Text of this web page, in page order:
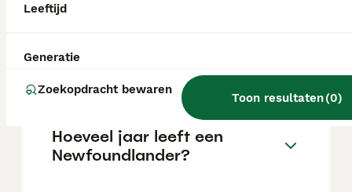
Leeftijd
Generatie
Zoekopdracht bewaren
Toon resultaten(0)
Wat is het karakter van een
Newfoundlander?
Hoeveel jaar leeft een
Newfoundlander?